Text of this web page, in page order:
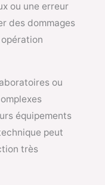
ou une erreur
des dommages
ou
équipements
peut
très